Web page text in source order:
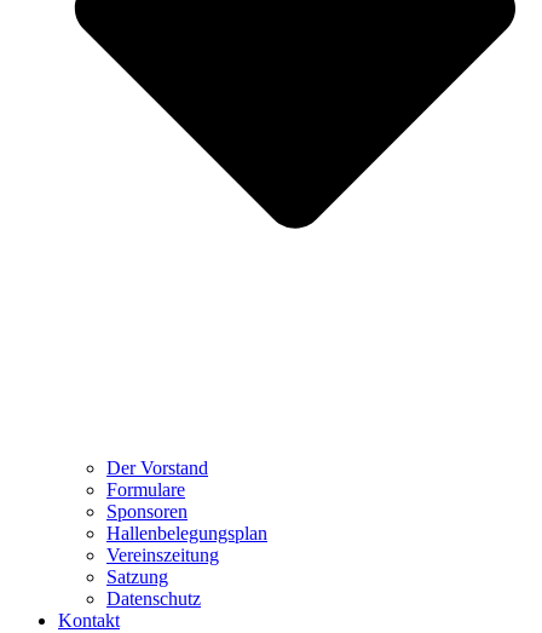
Der Vorstand
Formulare
Sponsoren
Hallenbelegungsplan
Vereinszeitung
Satzung
Datenschutz
Kontakt